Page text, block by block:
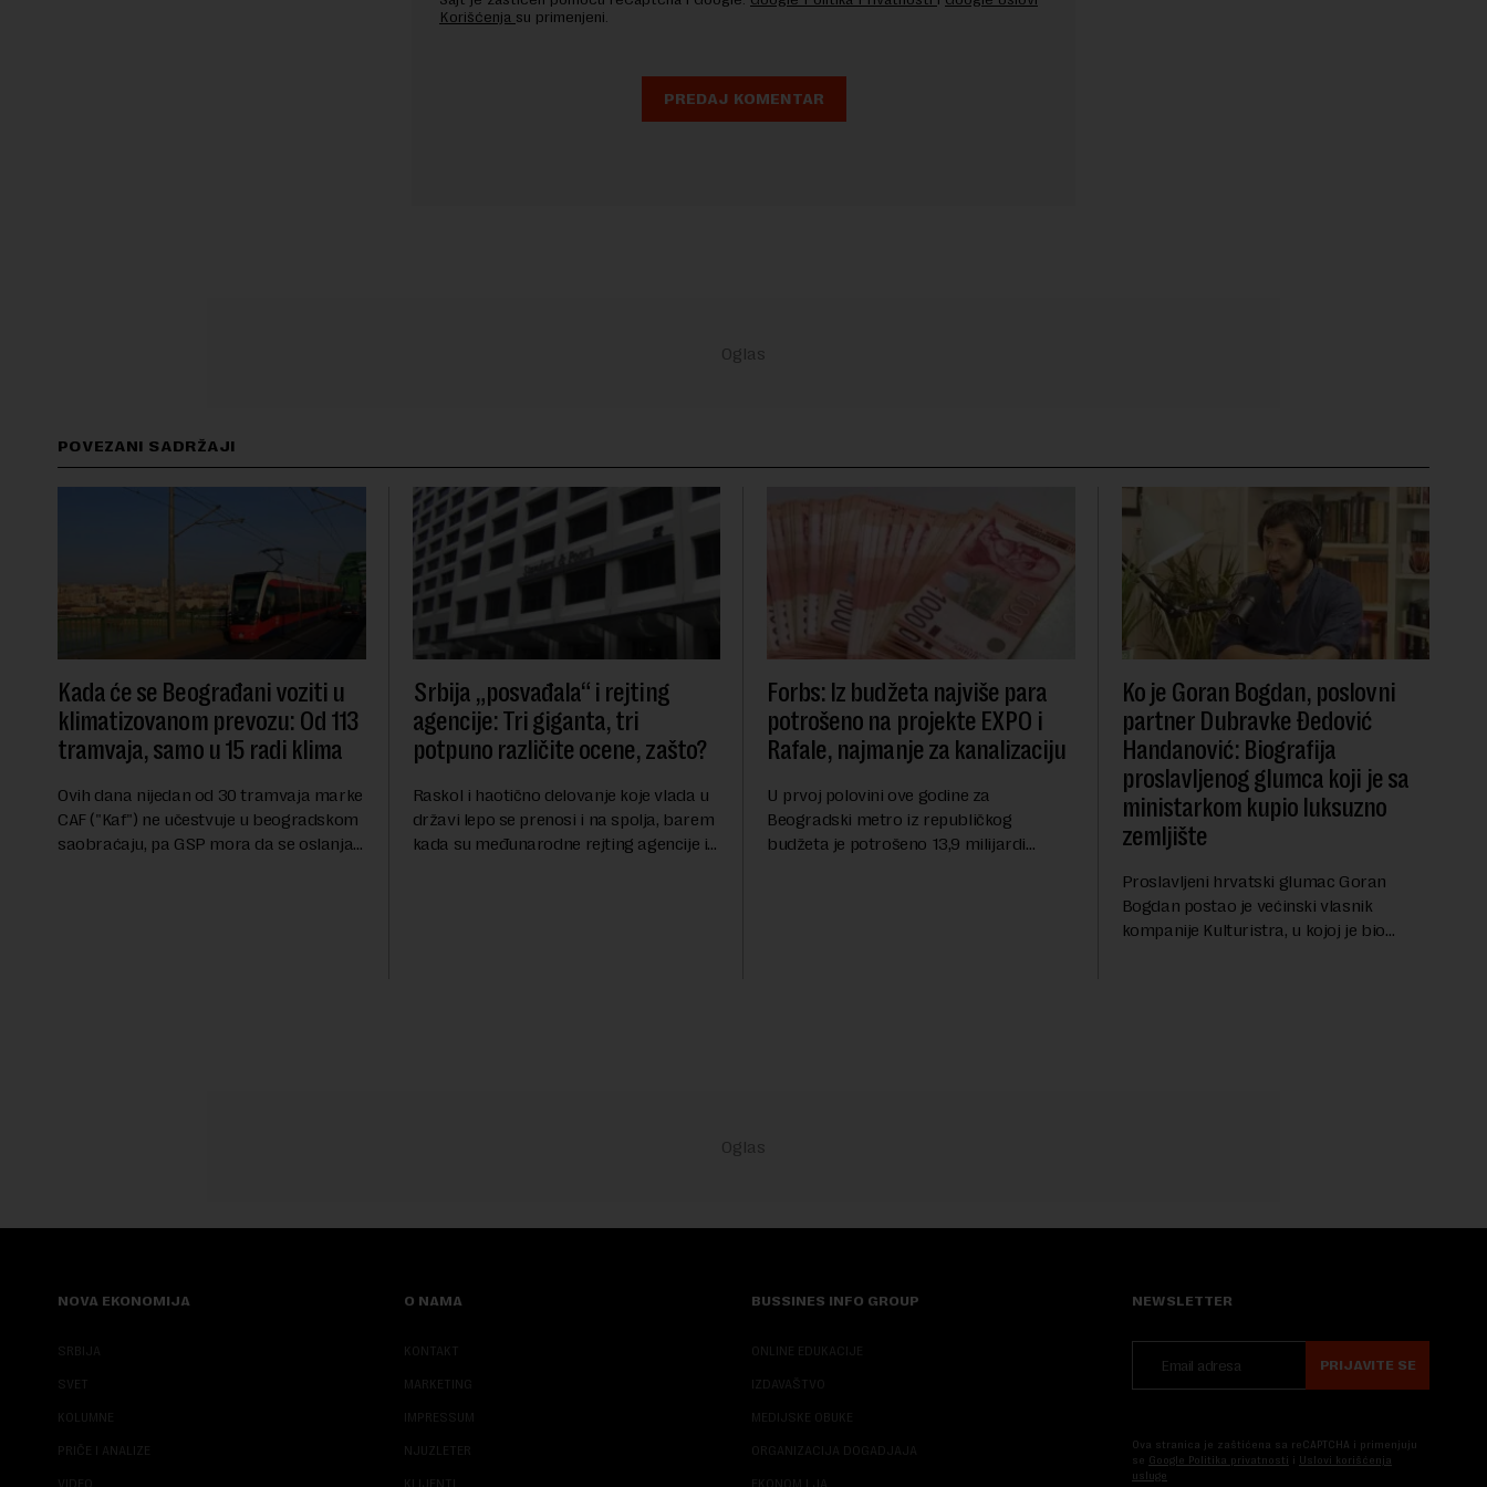
Korišćenja su primenjeni.
POVEZANI SADRŽAJI
Kada će se Beograđani voziti u
klimatizovanom prevozu: Od 113
tramvaja, samo u 15 radi klima
Ovih dana nijedan od 30 tramvaja marke
CAF ("Kaf") ne učestvuje u beogradskom
saobraćaju, pa GSP mora da se oslanja
Srbija „posvađala“ i rejting
agencije: Tri giganta, tri
potpuno različite ocene, zašto?
Raskol i haotično delovanje koje vlada u
državi lepo se prenosi i na spolja, barem
kada su međunarodne rejting agencije i
Forbs: Iz budžeta najviše para
potrošeno na projekte EXPO i
Rafale, najmanje za kanalizaciju
U prvoj polovini ove godine za
Beogradski metro iz republičkog
budžeta je potrošeno 13,9 milijardi
Ko je Goran Bogdan, poslovni
partner Dubravke Đedović
Handanović: Biografija
proslavljenog glumca koji je sa
ministarkom kupio luksuzno
zemljište
Proslavljeni hrvatski glumac Goran
Bogdan postao je većinski vlasnik
kompanije Kulturistra, u kojoj je bio
NOVA EKONOMIJA
SRBIJA
SVET
KOLUMNE
PRIČE I ANALIZE
VIDEO
O NAMA
KONTAKT
MARKETING
IMPRESSUM
NJUZLETER
KLIJENTI
BUSSINES INFO GROUP
ONLINE EDUKACIJE
IZDAVAŠTVO
MEDIJSKE OBUKE
ORGANIZACIJA DOGADJAJA
EKONOM I JA
NEWSLETTER
PRIJAVITE SE
Ova stranica je zaštićena sa reCAPTCHA i primenjuju
se Google Politika privatnosti i Uslovi korišćenja
usluge